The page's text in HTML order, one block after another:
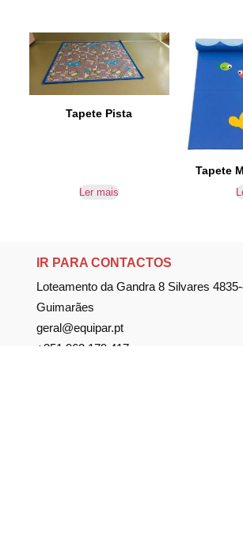
Tapete Pista
Ler mais
Tapete
IR PARA CONTACTOS
Loteamento da Gandra 8 Silvares
Guimarães
geral@equipar.pt
+351 963 179 417